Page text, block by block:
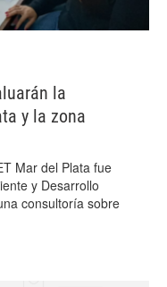
la
y la zona
Mar del Plata fue
y Desarrollo
consultoría sobre